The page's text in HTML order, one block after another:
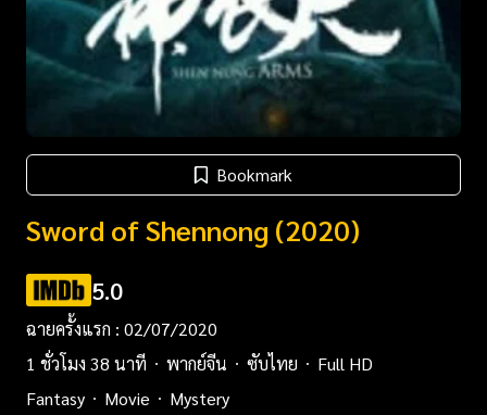
Bookmark
Sword of Shennong (2020)
5.0
ฉายครั้งแรก : 02/07/2020
1 ชั่วโมง 38 นาที
พากย์จีน ซับไทย
Full HD
Fantasy
Movie Mystery